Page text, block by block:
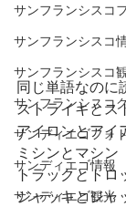
サンフランシスコ
サンフランシスコ
サンフランシスコ
サンフランシスコ
サンディエゴフォ
サンディエゴ情報
サンディエゴ観光
同じ単語なのに
ストライキとス
アイロンとアイ
ミシンとマシン
トラックとトロ
ジャッキとジャ